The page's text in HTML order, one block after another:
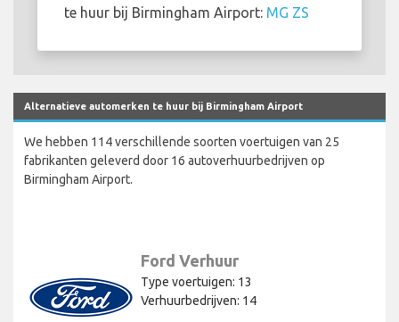
te huur bij Birmingham Airport: MG ZS
Alternatieve automerken te huur bij Birmingham Airport
We hebben 114 verschillende soorten voertuigen van 25
fabrikanten geleverd door 16 autoverhuurbedrijven op
Birmingham Airport.
Ford Verhuur
Type voertuigen: 13
Verhuurbedrijven: 14